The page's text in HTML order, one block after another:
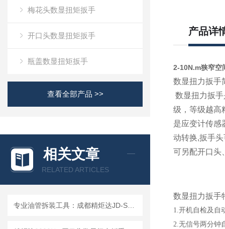
梅花头数显扭矩扳手
开口头数显扭矩扳手
瓶盖数显扭矩扳手
查看全部产品 >>
相关文章
RELATED ARTICLES
产品详
2-10N.m狭窄空
数显扭力扳手
数显扭力扳
级，等级越高
是应变计传感
动转换,扳手
可另配开口头
数显扭力扳手
1.开机自检及自
2.无信号两分钟